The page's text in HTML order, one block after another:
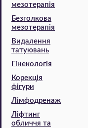
мезотерапія
Безголкова
мезотерапія
Видалення
татуювань
Гінекологія
Корекція
фігури
Лімфодренаж
Ліфтинг
обличчя та